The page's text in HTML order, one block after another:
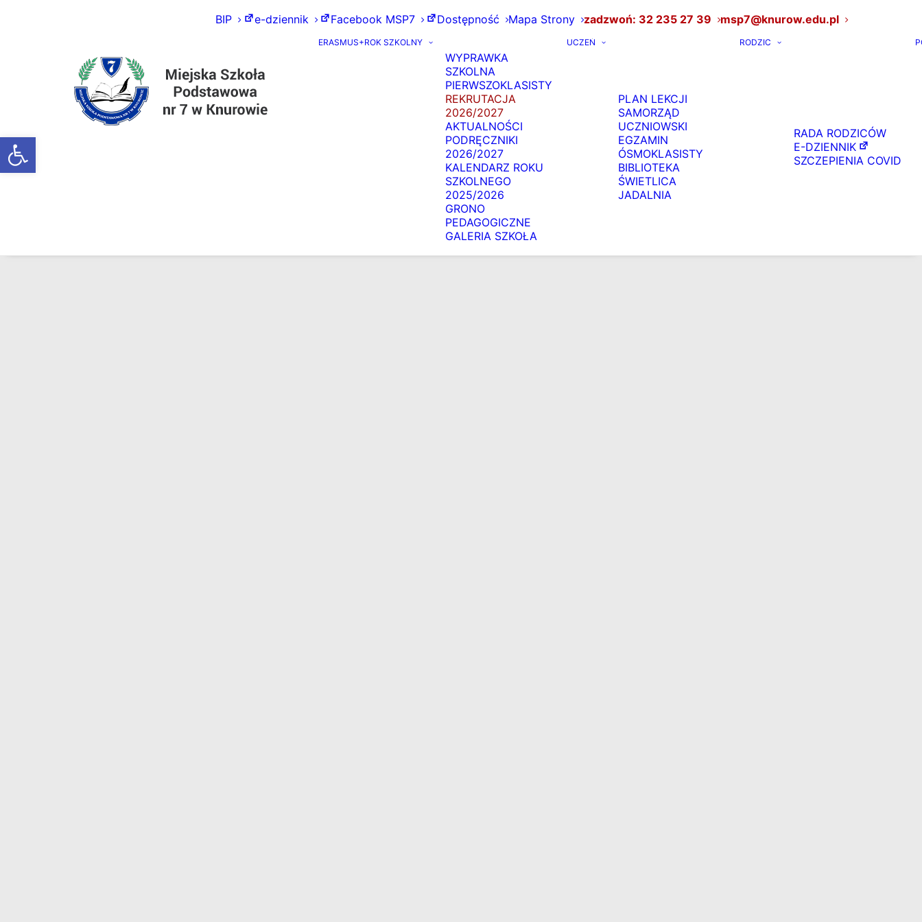
Otwórz pasek narzędzi
BIP e-dziennik Facebook MSP7 Dostępność Mapa Strony zadzwoń: 32 235 27 39 msp7@knurow.edu.pl
ERASMUS+ROK SZKOLNY
WYPRAWKA
SZKOLNA
PIERWSZOKLASISTY
REKRUTACJA
2026/2027
AKTUALNOŚCI
PODRĘCZNIKI
2026/2027
KALENDARZ ROKU
SZKOLNEGO
2025/2026
GRONO
PEDAGOGICZNE
GALERIA SZKOŁA
UCZEŃ
PLAN LEKCJI
SAMORZĄD
UCZNIOWSKI
EGZAMIN
ÓSMOKLASISTY
BIBLIOTEKA
ŚWIETLICA
JADALNIA
RODZIC
RADA RODZICÓW
E-DZIENNIK
SZCZEPIENIA COVID